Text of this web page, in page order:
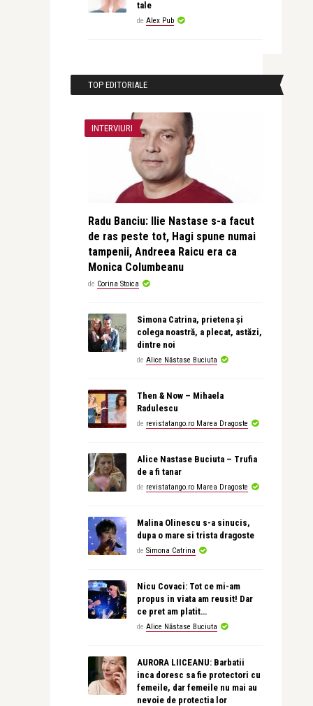
tale
de Alex Pub
TOP EDITORIALE
INTERVIURI
Radu Banciu: Ilie Nastase s-a facut
de ras peste tot, Hagi spune numai
tampenii, Andreea Raicu era ca
Monica Columbeanu
de Corina Stoica
Simona Catrina, prietena și
colega noastră, a plecat, astăzi,
dintre noi
de Alice Năstase Buciuta
Then & Now – Mihaela
Radulescu
de revistatango.ro Marea Dragoste
Alice Nastase Buciuta – Trufia
de a fi tanar
de revistatango.ro Marea Dragoste
Malina Olinescu s-a sinucis,
dupa o mare si trista dragoste
de Simona Catrina
Nicu Covaci: Tot ce mi-am
propus in viata am reusit! Dar
ce pret am platit…
de Alice Năstase Buciuta
AURORA LIICEANU: Barbatii
inca doresc sa fie protectori cu
femeile, dar femeile nu mai au
nevoie de protectia lor